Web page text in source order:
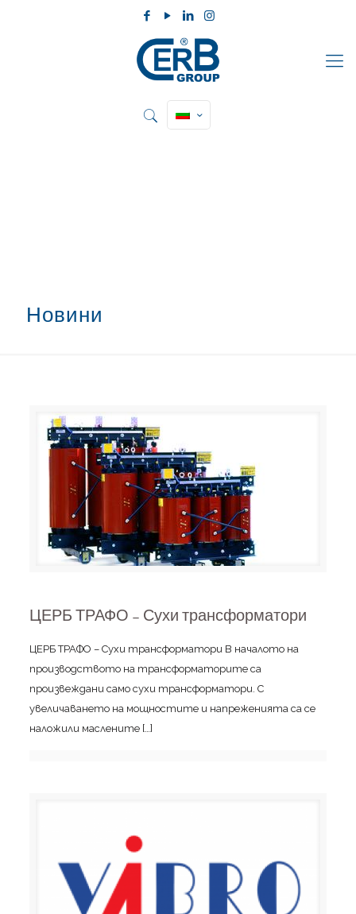
Новини
ЦЕРБ ТРАФО – Сухи трансформатори
ЦЕРБ ТРАФО – Сухи трансформатори В началото на
производството на трансформаторите са
произвеждани само сухи трансформатори. С
увеличаването на мощностите и напреженията са се
наложили маслените[…]